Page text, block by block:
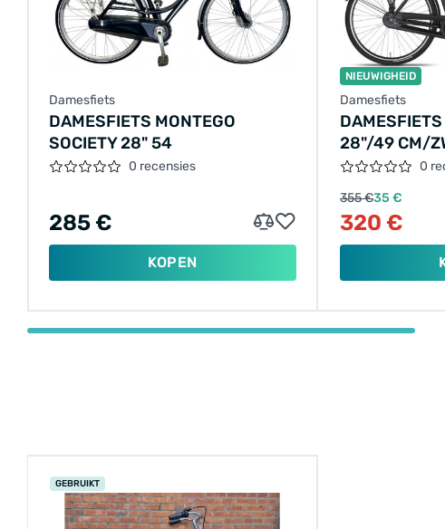
Damesfiets
DAMESFIETS MONTEGO
SOCIETY 28" 54
0 recensies
285 €
KOPEN
NIEUWIGHEID
Damesfiets
28"/49 CM/
0
355 €35 €
320 €
GEBRUIKT